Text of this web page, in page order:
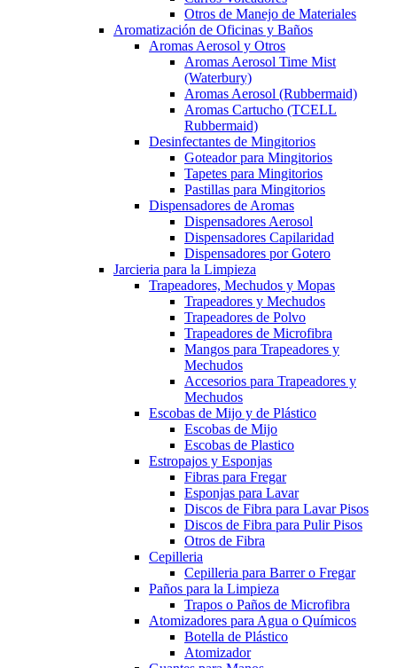
Otros de Manejo de Materiales
Aromatización de Oficinas y Baños
Aromas Aerosol y Otros
Aromas Aerosol Time Mist
(Waterbury)
Aromas Aerosol (Rubbermaid)
Aromas Cartucho (TCELL
Rubbermaid)
Desinfectantes de Mingitorios
Goteador para Mingitorios
Tapetes para Mingitorios
Pastillas para Mingitorios
Dispensadores de Aromas
Dispensadores Aerosol
Dispensadores Capilaridad
Dispensadores por Gotero
Jarcieria para la Limpieza
Trapeadores, Mechudos y Mopas
Trapeadores y Mechudos
Trapeadores de Polvo
Trapeadores de Microfibra
Mangos para Trapeadores y
Mechudos
Accesorios para Trapeadores y
Mechudos
Escobas de Mijo y de Plástico
Escobas de Mijo
Escobas de Plastico
Estropajos y Esponjas
Fibras para Fregar
Esponjas para Lavar
Discos de Fibra para Lavar Pisos
Discos de Fibra para Pulir Pisos
Otros de Fibra
Cepilleria
Cepilleria para Barrer o Fregar
Paños para la Limpieza
Trapos o Paños de Microfibra
Atomizadores para Agua o Químicos
Botella de Plástico
Atomizador